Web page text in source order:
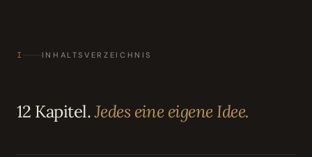
I INHALTSVERZEICHNIS
12 Kapitel.Jedes eine eigene Idee.